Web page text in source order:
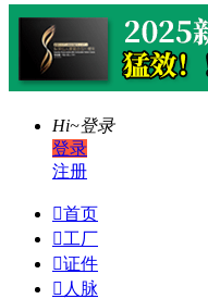
Hi~登录
登录
注册
首页
工厂
证件
 人脉